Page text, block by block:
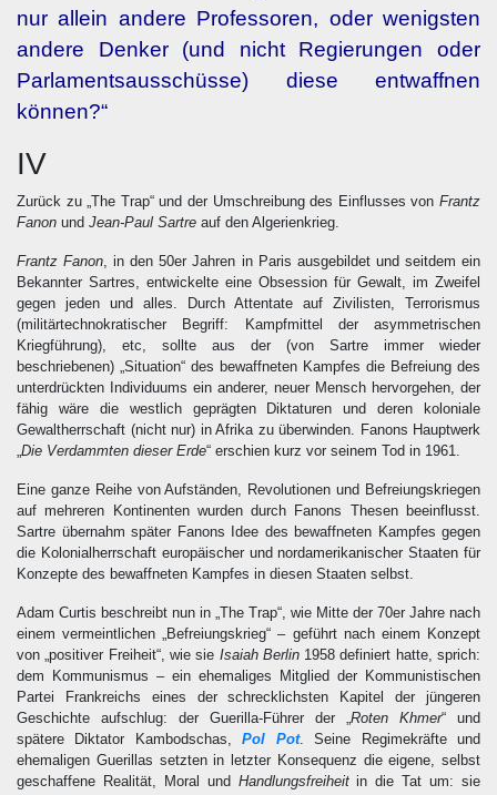
nur allein andere Professoren, oder wenigsten
andere Denker (und nicht Regierungen oder
Parlamentsausschüsse) diese entwaffnen
können?“
IV
Zurück zu „The Trap“ und der Umschreibung des Einflusses von Frantz
Fanon und Jean-Paul Sartre auf den Algerienkrieg.
Frantz Fanon, in den 50er Jahren in Paris ausgebildet und seitdem ein
Bekannter Sartres, entwickelte eine Obsession für Gewalt, im Zweifel
gegen jeden und alles. Durch Attentate auf Zivilisten, Terrorismus
(militärtechnokratischer Begriff: Kampfmittel der asymmetrischen
Kriegführung), etc, sollte aus der (von Sartre immer wieder
beschriebenen) „Situation“ des bewaffneten Kampfes die Befreiung des
unterdrückten Individuums ein anderer, neuer Mensch hervorgehen, der
fähig wäre die westlich geprägten Diktaturen und deren koloniale
Gewaltherrschaft (nicht nur) in Afrika zu überwinden. Fanons Hauptwerk
„Die Verdammten dieser Erde“ erschien kurz vor seinem Tod in 1961.
Eine ganze Reihe von Aufständen, Revolutionen und Befreiungskriegen
auf mehreren Kontinenten wurden durch Fanons Thesen beeinflusst.
Sartre übernahm später Fanons Idee des bewaffneten Kampfes gegen
die Kolonialherrschaft europäischer und nordamerikanischer Staaten für
Konzepte des bewaffneten Kampfes in diesen Staaten selbst.
Adam Curtis beschreibt nun in „The Trap“, wie Mitte der 70er Jahre nach
einem vermeintlichen „Befreiungskrieg“ – geführt nach einem Konzept
von „positiver Freiheit“, wie sie Isaiah Berlin1958 definiert hatte, sprich:
dem Kommunismus – ein ehemaliges Mitglied der Kommunistischen
Partei Frankreichs eines der schrecklichsten Kapitel der jüngeren
Geschichte aufschlug: der Guerilla-Führer der „Roten Khmer“ und
spätere Diktator Kambodschas,Pol Pot. Seine Regimekräfte und
ehemaligen Guerillas setzten in letzter Konsequenz die eigene, selbst
geschaffene Realität, Moral und Handlungsfreiheitin die Tat um: sie